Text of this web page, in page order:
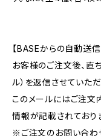
【BASEからの自動送
お客様のご注文後、直
ル）を返信させていただ
このメールにはご注文
情報が記載されており
※ご注文のお問い合わ